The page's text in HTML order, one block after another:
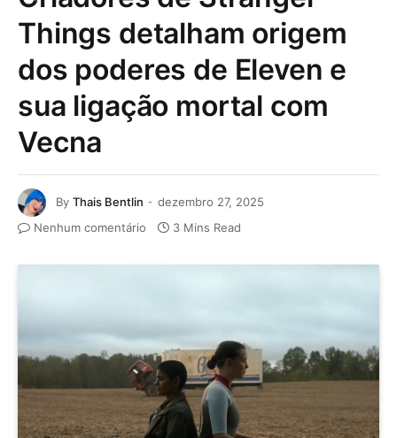
Things detalham origem
dos poderes de Eleven e
sua ligação mortal com
Vecna
By Thais Bentlin
dezembro 27, 2025
Nenhum comentário
3 Mins Read